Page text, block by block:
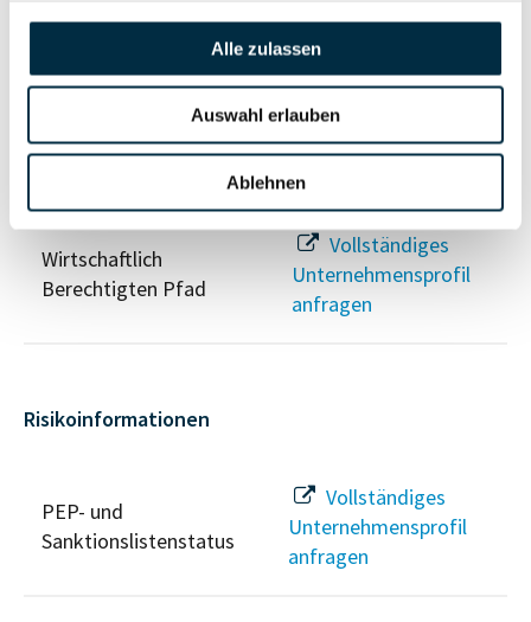
Alle zulassen
Auswahl erlauben
Ablehnen
anfragen
Vollständiges
Unternehmensprofil
anfragen
Wirtschaftlich
Berechtigten Pfad
Vollständiges
Unternehmensprofil
anfragen
Risikoinformationen
PEP- und
Sanktionslistenstatus
Vollständiges
Unternehmensprofil
anfragen